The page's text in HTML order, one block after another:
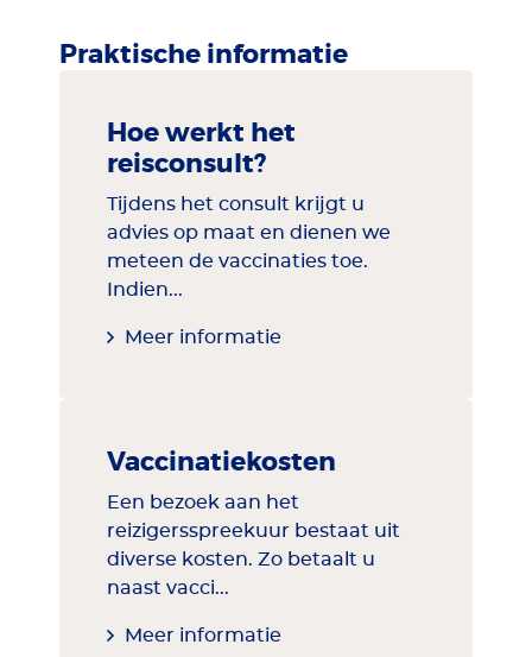
Praktische informatie
Hoe werkt het
reisconsult?
Tijdens het consult krijgt u
advies op maat en dienen we
meteen de vaccinaties toe.
Indien...
Meer informatie
Vaccinatiekosten
Een bezoek aan het
reizigersspreekuur bestaat uit
diverse kosten. Zo betaalt u
naast vacci...
Meer informatie